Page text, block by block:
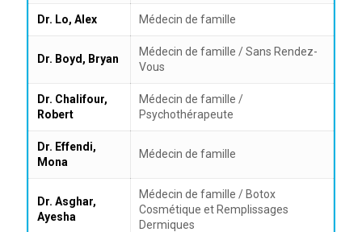
Dr. Lo, Alex Médecin de famille
Dr. Boyd, Bryan
Médecin de famille / Sans Rendez-
Vous
Dr. Chalifour,
Robert
Médecin de famille /
Psychothérapeute
Dr. Effendi,
Mona
Médecin de famille
Dr. Asghar,
Ayesha
Médecin de famille / Botox
Cosmétique et Remplissages
Dermiques